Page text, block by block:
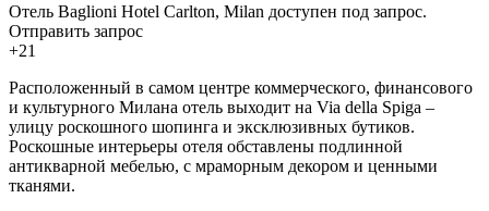
Отель Baglioni Hotel Carlton, Milan доступен под запрос.
Отправить запрос
+21
Расположенный в самом центре коммерческого, финансового
и культурного Милана отель выходит на Via della Spiga –
улицу роскошного шопинга и эксклюзивных бутиков.
Роскошные интерьеры отеля обставлены подлинной
антикварной мебелью, с мраморным декором и ценными
тканями.